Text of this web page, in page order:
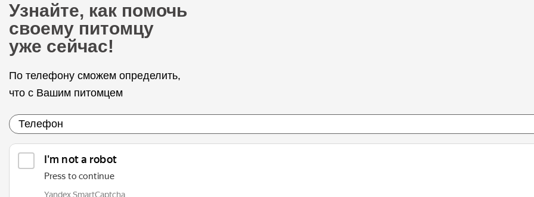
Узнайте, как помочь
своему питомцу
уже сейчас!
По телефону сможем определить,
что с Вашим питомцем